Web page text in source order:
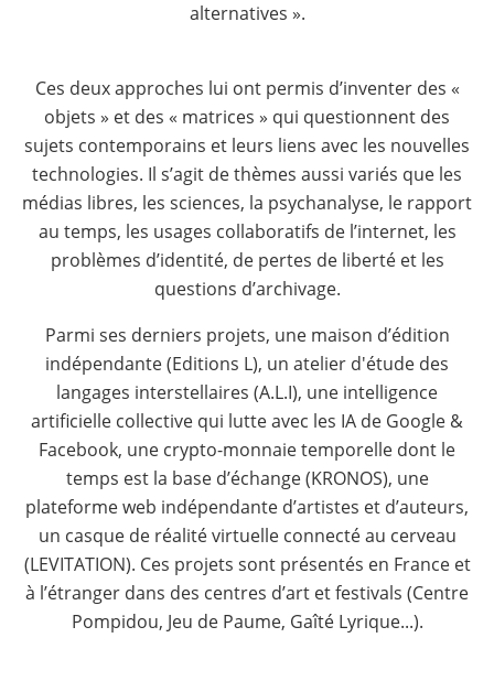
alternatives ».
Ces deux approches lui ont permis d’inventer des «
objets » et des « matrices » qui questionnent des
sujets contemporains et leurs liens avec les nouvelles
technologies. Il s’agit de thèmes aussi variés que les
médias libres, les sciences, la psychanalyse, le rapport
au temps, les usages collaboratifs de l’internet, les
problèmes d’identité, de pertes de liberté et les
questions d’archivage.
Parmi ses derniers projets, une maison d’édition
indépendante (Editions L), un atelier d'étude des
langages interstellaires (A.L.I), une intelligence
artificielle collective qui lutte avec les IA de Google &
Facebook, une crypto-monnaie temporelle dont le
temps est la base d’échange (KRONOS), une
plateforme web indépendante d’artistes et d’auteurs,
un casque de réalité virtuelle connecté au cerveau
(LEVITATION). Ces projets sont présentés en France et
à l’étranger dans des centres d’art et festivals (Centre
Pompidou, Jeu de Paume, Gaîté Lyrique...).